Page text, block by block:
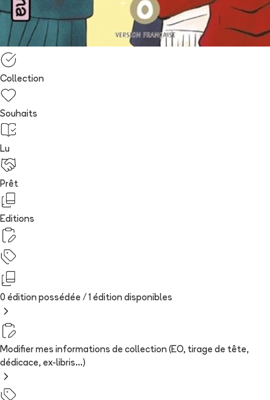
Collection
Souhaits
Lu
Prêt
Editions
0 édition possédée / 1 édition disponibles
Modifier mes informations de collection (EO, tirage de tête,
dédicace, ex-libris...)